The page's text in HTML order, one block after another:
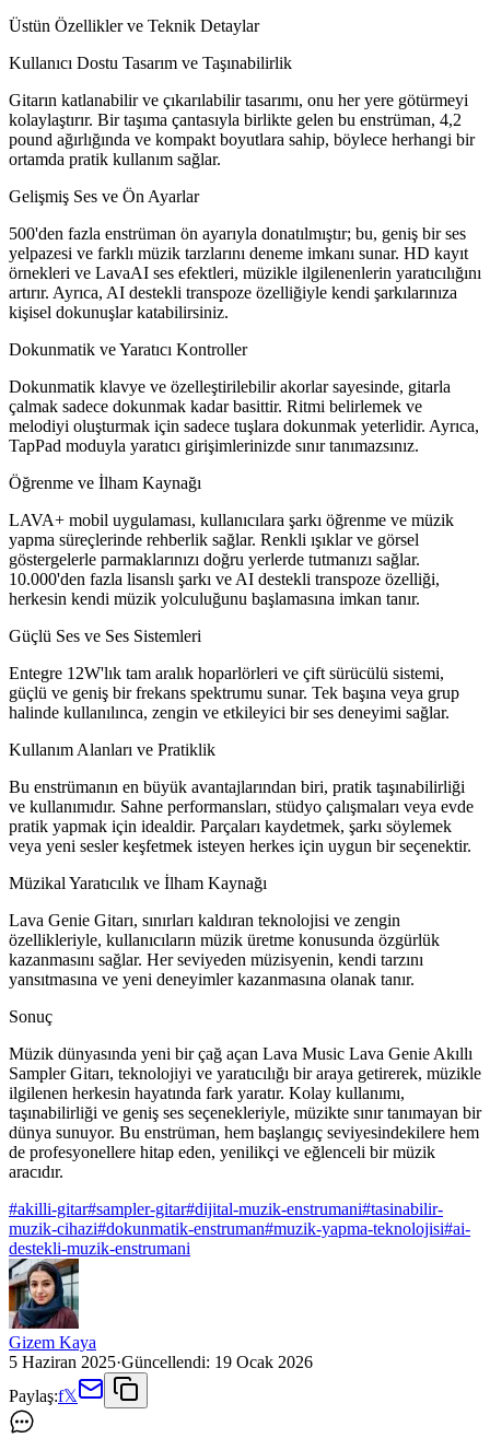
Üstün Özellikler ve Teknik Detaylar
Kullanıcı Dostu Tasarım ve Taşınabilirlik
Gitarın katlanabilir ve çıkarılabilir tasarımı, onu her yere götürmeyi
kolaylaştırır. Bir taşıma çantasıyla birlikte gelen bu enstrüman, 4,2
pound ağırlığında ve kompakt boyutlara sahip, böylece herhangi bir
ortamda pratik kullanım sağlar.
Gelişmiş Ses ve Ön Ayarlar
500'den fazla enstrüman ön ayarıyla donatılmıştır; bu, geniş bir ses
yelpazesi ve farklı müzik tarzlarını deneme imkanı sunar. HD kayıt
örnekleri ve LavaAI ses efektleri, müzikle ilgilenenlerin yaratıcılığını
artırır. Ayrıca, AI destekli transpoze özelliğiyle kendi şarkılarınıza
kişisel dokunuşlar katabilirsiniz.
Dokunmatik ve Yaratıcı Kontroller
Dokunmatik klavye ve özelleştirilebilir akorlar sayesinde, gitarla
çalmak sadece dokunmak kadar basittir. Ritmi belirlemek ve
melodiyi oluşturmak için sadece tuşlara dokunmak yeterlidir. Ayrıca,
TapPad moduyla yaratıcı girişimlerinizde sınır tanımazsınız.
Öğrenme ve İlham Kaynağı
LAVA+ mobil uygulaması, kullanıcılara şarkı öğrenme ve müzik
yapma süreçlerinde rehberlik sağlar. Renkli ışıklar ve görsel
göstergelerle parmaklarınızı doğru yerlerde tutmanızı sağlar.
10.000'den fazla lisanslı şarkı ve AI destekli transpoze özelliği,
herkesin kendi müzik yolculuğunu başlamasına imkan tanır.
Güçlü Ses ve Ses Sistemleri
Entegre 12W'lık tam aralık hoparlörleri ve çift sürücülü sistemi,
güçlü ve geniş bir frekans spektrumu sunar. Tek başına veya grup
halinde kullanılınca, zengin ve etkileyici bir ses deneyimi sağlar.
Kullanım Alanları ve Pratiklik
Bu enstrümanın en büyük avantajlarından biri, pratik taşınabilirliği
ve kullanımıdır. Sahne performansları, stüdyo çalışmaları veya evde
pratik yapmak için idealdir. Parçaları kaydetmek, şarkı söylemek
veya yeni sesler keşfetmek isteyen herkes için uygun bir seçenektir.
Müzikal Yaratıcılık ve İlham Kaynağı
Lava Genie Gitarı, sınırları kaldıran teknolojisi ve zengin
özellikleriyle, kullanıcıların müzik üretme konusunda özgürlük
kazanmasını sağlar. Her seviyeden müzisyenin, kendi tarzını
yansıtmasına ve yeni deneyimler kazanmasına olanak tanır.
Sonuç
Müzik dünyasında yeni bir çağ açan Lava Music Lava Genie Akıllı
Sampler Gitarı, teknolojiyi ve yaratıcılığı bir araya getirerek, müzikle
ilgilenen herkesin hayatında fark yaratır. Kolay kullanımı,
taşınabilirliği ve geniş ses seçenekleriyle, müzikte sınır tanımayan bir
dünya sunuyor. Bu enstrüman, hem başlangıç seviyesindekilere hem
de profesyonellere hitap eden, yenilikçi ve eğlenceli bir müzik
aracıdır.
#akilli-gitar#sampler-gitar#dijital-muzik-enstrumani#tasinabilir-
muzik-cihazi#dokunmatik-enstruman#muzik-yapma-teknolojisi#ai-
destekli-muzik-enstrumani
Gizem Kaya
5 Haziran 2025·Güncellendi: 19 Ocak 2026
Paylaş:f𝕏